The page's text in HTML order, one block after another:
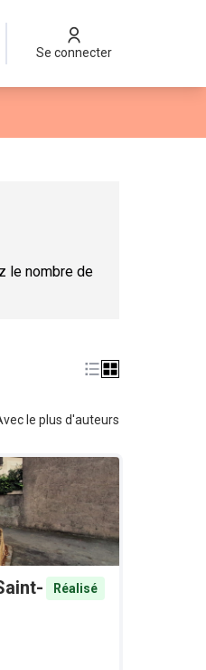
Se connecter
le nombre de
le plus d'auteurs
Réalisé